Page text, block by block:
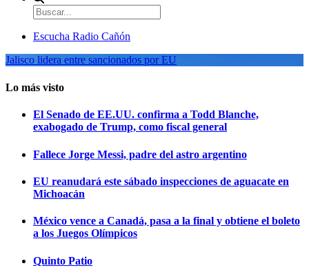
Escucha Radio Cañón
Jalisco lidera entre sancionados por EU
Lo más visto
El Senado de EE.UU. confirma a Todd Blanche,
exabogado de Trump, como fiscal general
Fallece Jorge Messi, padre del astro argentino
EU reanudará este sábado inspecciones de aguacate en
Michoacán
México vence a Canadá, pasa a la final y obtiene el boleto
a los Juegos Olímpicos
Quinto Patio